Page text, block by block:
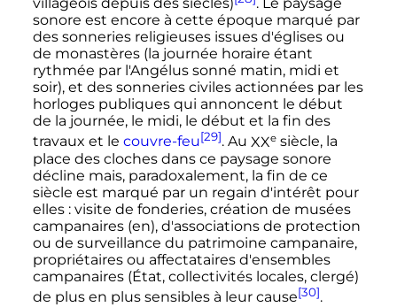
villageois depuis des siècles)
. Le paysage
sonore est encore à cette époque marqué par
des sonneries religieuses issues d'églises ou
de monastères (la journée horaire étant
rythmée par l'Angélus sonné matin, midi et
soir), et des sonneries civiles actionnées par les
horloges publiques qui annoncent le début
de la journée, le midi, le début et la fin des
travaux et le couvre-feu[29]. Au XXe siècle, la
place des cloches dans ce paysage sonore
décline mais, paradoxalement, la fin de ce
siècle est marqué par un regain d'intérêt pour
elles : visite de fonderies, création de musées
campanaires (en), d'associations de protection
ou de surveillance du patrimoine campanaire,
propriétaires ou affectataires d'ensembles
campanaires (État, collectivités locales, clergé)
de plus en plus sensibles à leur cause[30].